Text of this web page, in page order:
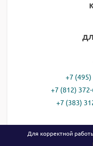
+7
+7 (812)
+7 (383)
email:
Для корректной